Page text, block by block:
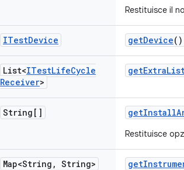
Restituisce il
ITestDevice getDevice()
List<ITestLifeCycle
Receiver>
getExtra
String[] getInstall
Restituisce
Map<String , String> get